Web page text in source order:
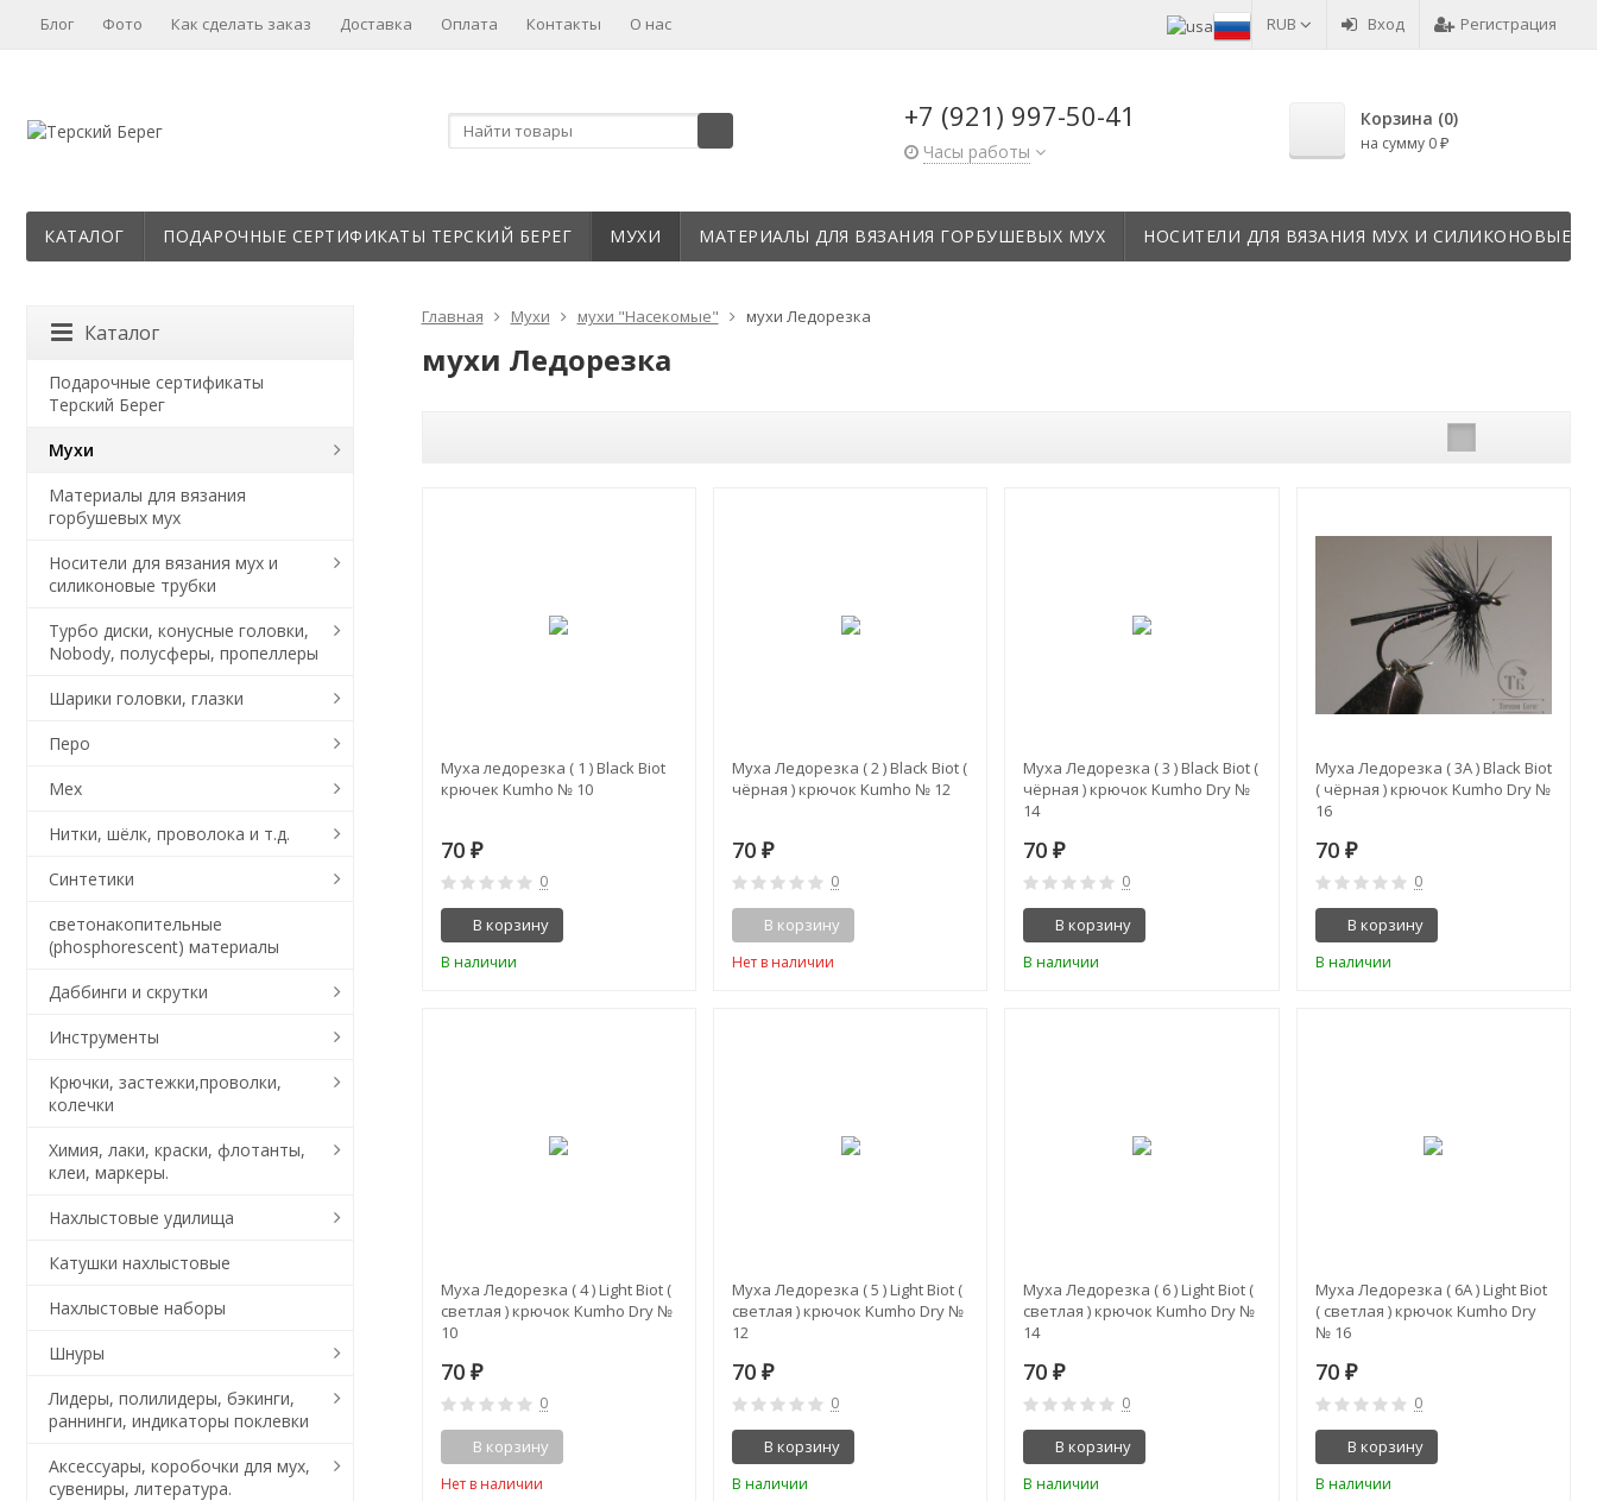
RUB Вход Регистрация
Блог Фото Как сделать заказ Доставка Оплата Контакты О нас
+7 (921) 997-50-41
Часы работы
Корзина (0)
на сумму 0 ₽
КАТАЛОГ ПОДАРОЧНЫЕ СЕРТИФИКАТЫ ТЕРСКИЙ БЕРЕГ МУХИ МАТЕРИАЛЫ ДЛЯ ВЯЗАНИЯ ГОРБУШЕВЫХ МУХ НОСИТЕЛИ ДЛЯ ВЯЗАНИЯ МУХ И СИЛИКОНОВЫЕ
Главная Мухи мухи "Насекомые" мухи Ледорезка
мухи Ледорезка
Муха ледорезка ( 1 ) Black Biot
крючек Kumho № 10
70 ₽
0
В корзину
В наличии
Муха Ледорезка ( 2 ) Black Biot (
чёрная ) крючок Kumho № 12
70 ₽
0
В корзину
Нет в наличии
Муха Ледорезка ( 3 ) Black Biot (
чёрная ) крючок Kumho Dry №
14
70₽
0
В корзину
В наличии
Муха Ледорезка ( 3A ) Black Biot
( чёрная ) крючок Kumho Dry №
16
70 ₽
0
В корзину
В наличии
Муха Ледорезка ( 4 ) Light Biot (
светлая ) крючок Kumho Dry №
10
70 ₽
0
В корзину
Нет в наличии
Муха Ледорезка ( 5 ) Light Biot (
светлая ) крючок Kumho Dry №
12
70 ₽
0
В корзину
В наличии
Муха Ледорезка ( 6 ) Light Biot (
светлая ) крючок Kumho Dry №
14
70₽
0
В корзину
В наличии
Муха Ледорезка ( 6A ) Light Biot
( светлая ) крючок Kumho Dry
№ 16
70 ₽
0
В корзину
В наличии
Каталог
Подарочные сертификаты
Терский Берег
Мухи
Материалы для вязания
горбушевых мух
Носители для вязания мух и
силиконовые трубки
Турбо диски, конусные головки,
Nobody, полусферы, пропеллеры
Шарики головки, глазки
Перо
Мех
Нитки, шёлк, проволока и т.д.
Синтетики
светонакопительные
(phosphorescent) материалы
Даббинги и скрутки
Инструменты
Крючки, застежки,проволки,
колечки
Химия, лаки, краски, флотанты,
клеи, маркеры.
Нахлыстовые удилища
Катушки нахлыстовые
Нахлыстовые наборы
Шнуры
Лидеры, полилидеры, бэкинги,
раннинги, индикаторы поклевки
Аксессуары, коробочки для мух,
сувениры, литература.